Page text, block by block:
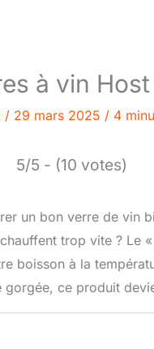
à vin
/ 29 mars 2025 / 4
5/5 - (10 votes)
un bon verre de vin
trop vite ? Le
boisson à la
gorgée, ce produit